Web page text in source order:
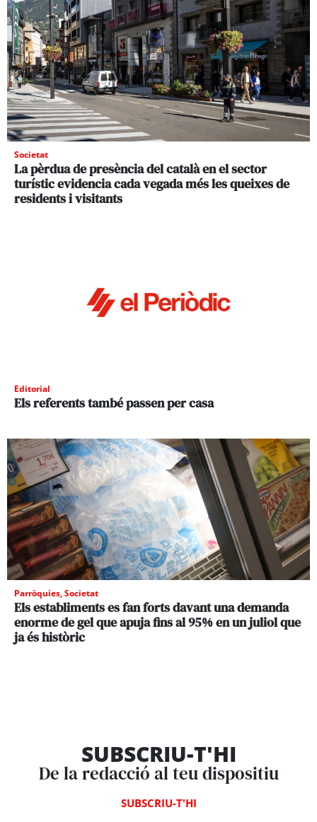
Societat
La pèrdua de presència del català en el sector
turístic evidencia cada vegada més les queixes de
residents i visitants
Editorial
Els referents també passen per casa
Parròquies,Societat
Els establiments es fan forts davant una demanda
enorme de gel que apuja fins al 95% en un juliol que
ja és històric
SUBSCRIU-T'HI
De la redacció al teu dispositiu
SUBSCRIU-T'HI